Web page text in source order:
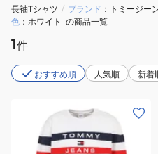
長袖Tシャツ / ブランド トミージー
色
ホワイト の商品一覧
1件
おすすめ順 人気順 新着